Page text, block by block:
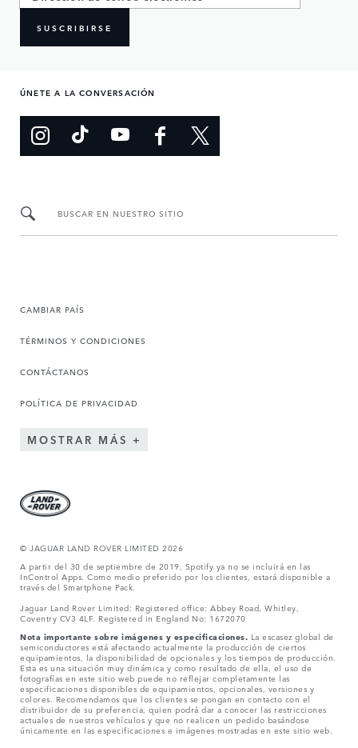
SUSCRIBIRSE
ÚNETE A LA CONVERSACIÓN
BUSCAR EN NUESTRO SITIO
CAMBIAR PAÍS
TÉRMINOS Y CONDICIONES
CONTÁCTANOS
POLÍTICA DE PRIVACIDAD
MOSTRAR MÁS
© JAGUAR LAND ROVER LIMITED 2026
A partir del 30 de septiembre de 2019, Spotify ya no se incluirá en las
InControl Apps. Como medio preferido por los clientes, estará disponible a
través del Smartphone Pack.
Jaguar Land Rover Limited: Registered office: Abbey Road, Whitley,
Coventry CV3 4LF. Registered in England No: 1672070
Nota importante sobre imágenes y especificaciones. La escasez global de
semiconductores está afectando actualmente la producción de ciertos
equipamientos, la disponibilidad de opcionales y los tiempos de producción.
Esta es una situación muy dinámica y como resultado de ella, el uso de
fotografías en este sitio web puede no reflejar completamente las
especificaciones disponibles de equipamientos, opcionales, versiones y
colores. Recomendamos que los clientes se pongan en contacto con el
distribuidor de su preferencia, quien podrá dar a conocer las restricciones
actuales de nuestros vehículos y que no realicen un pedido basándose
únicamente en las especificaciones e imágenes mostradas en este sitio web.